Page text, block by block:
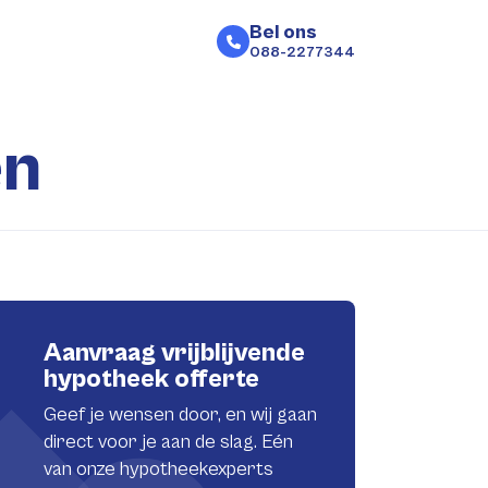
Bel ons
088-2277344
Aanvraag vrijblijvende
hypotheek offerte
Geef je wensen door, en wij gaan
direct voor je aan de slag. Eén
van onze hypotheekexperts